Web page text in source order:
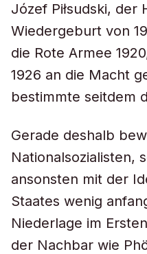
Józef Piłsudski, der
Wiedergeburt von
die Rote Armee
1926 an die Macht
bestimmte seitdem
Gerade deshalb
Nationalsozialisten,
ansonsten mit der
Staates wenig
Niederlage im
der Nachbar wie